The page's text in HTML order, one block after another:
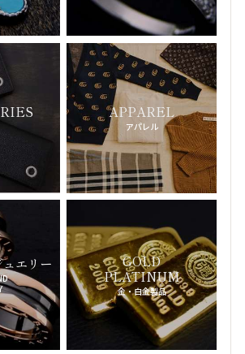
ト-
-
APPAREL
アパレル
エリー
GOLD
PLATINUM
金・白金製品